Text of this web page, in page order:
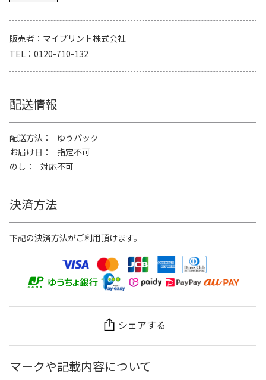
販売者
マイプリント株式会社
TEL
0120-710-132
配送情報
配送方法
ゆうパック
お届け日
指定不可
のし
対応不可
決済方法
下記の決済方法がご利用頂けます。
シェアする
マークや記載内容について